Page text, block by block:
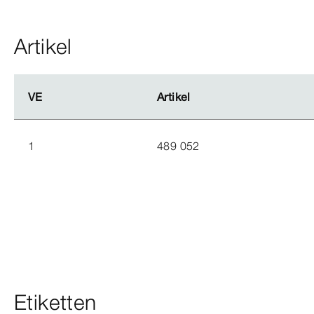
Artikel
VE Artikel
VE Artikel
1 489 052
Etiketten